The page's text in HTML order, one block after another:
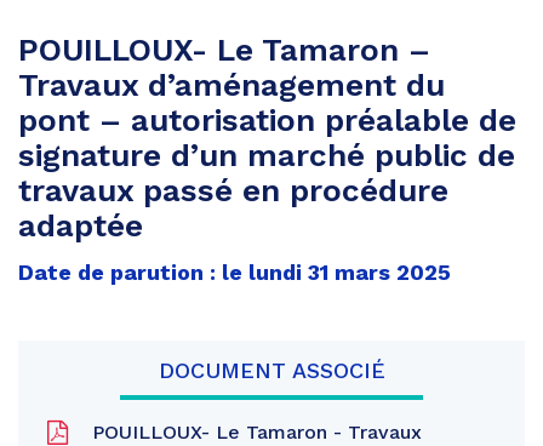
POUILLOUX- Le Tamaron –
Travaux d’aménagement du
pont – autorisation préalable de
signature d’un marché public de
travaux passé en procédure
adaptée
Date de parution : le lundi 31 mars 2025
DOCUMENT ASSOCIÉ
POUILLOUX- Le Tamaron - Travaux